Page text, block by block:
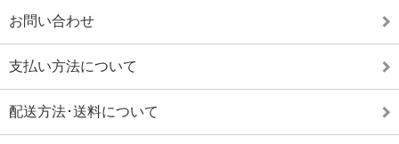
お問い合わせ
支払い方法について
配送方法･送料について